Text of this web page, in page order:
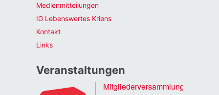
Medienmitteilungen
IG Lebenswertes Kriens
Kontakt
Links
Veranstaltungen
Mitgliederversammlung